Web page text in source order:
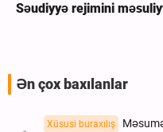
Səudiyyə rejimini
Ən çox baxılanlar
Xüsusi buraxılış